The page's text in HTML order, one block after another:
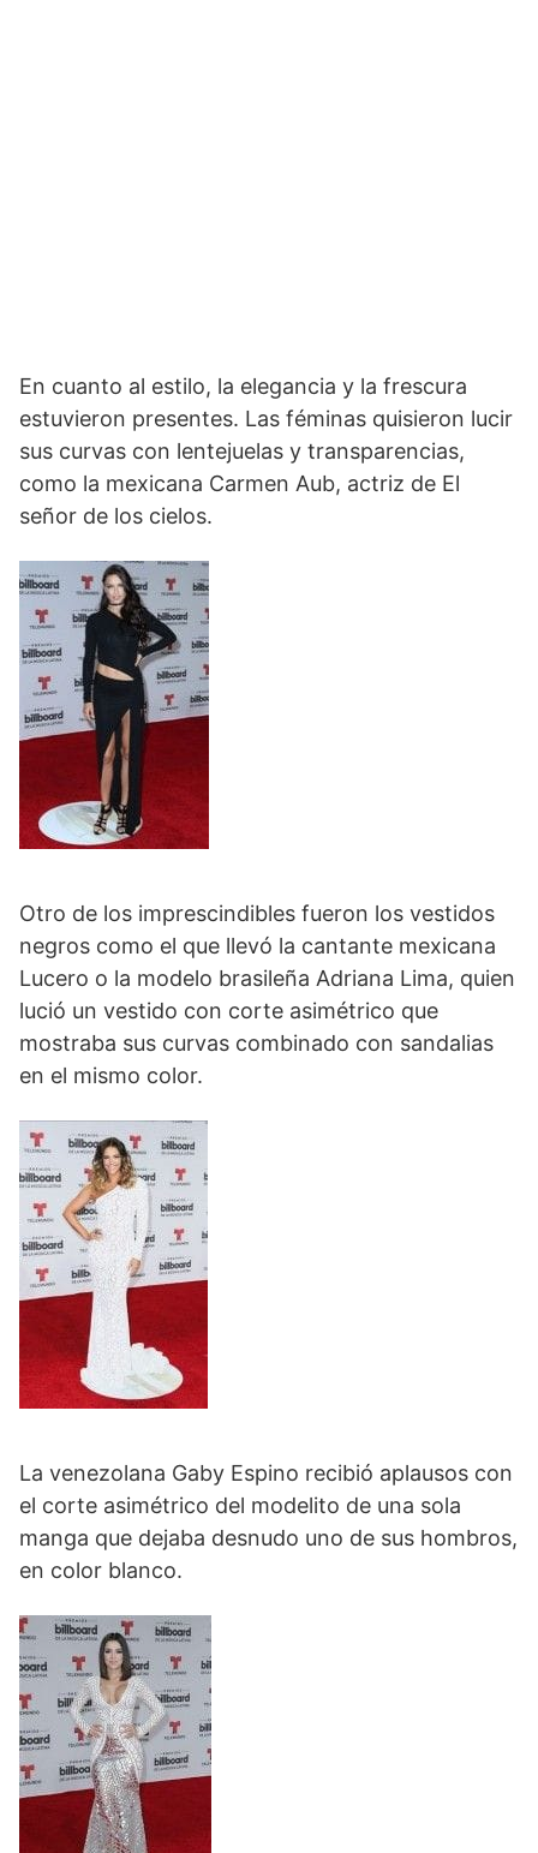
En cuanto al estilo, la elegancia y la frescura
estuvieron presentes. Las féminas quisieron lucir
sus curvas con lentejuelas y transparencias,
como la mexicana Carmen Aub, actriz de El
señor de los cielos.
Otro de los imprescindibles fueron los vestidos
negros como el que llevó la cantante mexicana
Lucero o la modelo brasileña Adriana Lima, quien
lució un vestido con corte asimétrico que
mostraba sus curvas combinado con sandalias
en el mismo color.
La venezolana Gaby Espino recibió aplausos con
el corte asimétrico del modelito de una sola
manga que dejaba desnudo uno de sus hombros,
en color blanco.